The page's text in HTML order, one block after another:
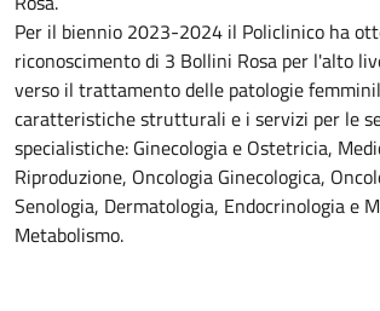
Per il biennio 2023-2024 il Policlinico ha
riconoscimento di 3 Bollini Rosa per l'alto
verso il trattamento delle patologie
caratteristiche strutturali e i servizi per le
specialistiche: Ginecologia e Ostetricia,
Riproduzione, Oncologia Ginecologica,
Senologia, Dermatologia, Endocrinologia e
Metabolismo.